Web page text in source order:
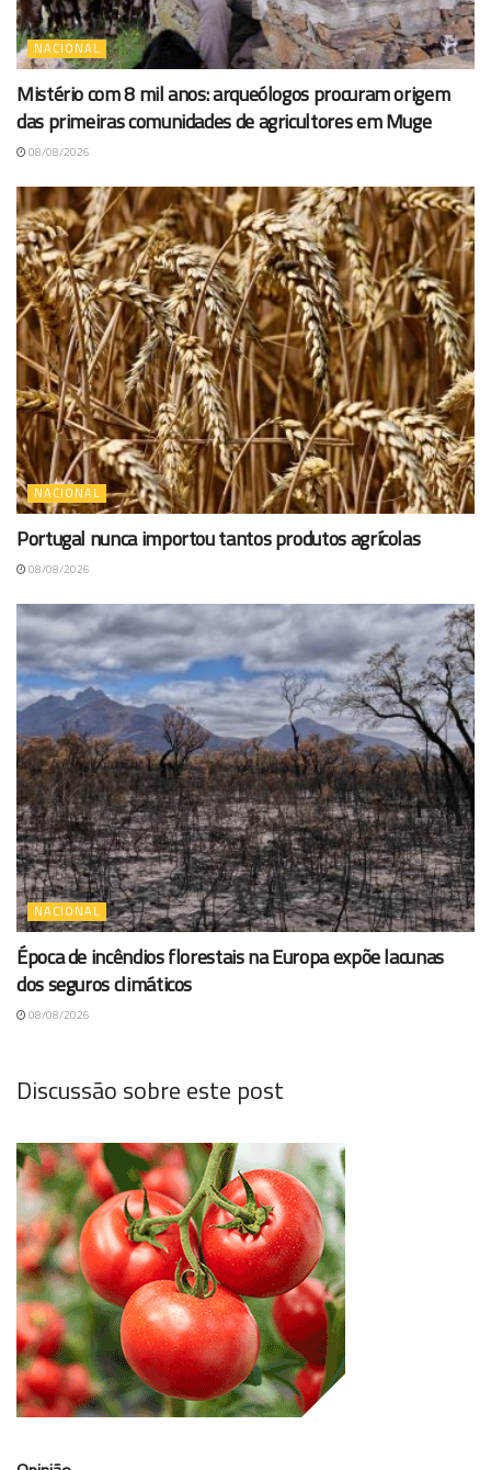
NACIONAL
Mistério com 8 mil anos: arqueólogos procuram origem
das primeiras comunidades de agricultores em Muge
08/08/2026
NACIONAL
Portugal nunca importou tantos produtos agrícolas
08/08/2026
NACIONAL
Época de incêndios florestais na Europa expõe lacunas
dos seguros climáticos
08/08/2026
Discussão sobre este post